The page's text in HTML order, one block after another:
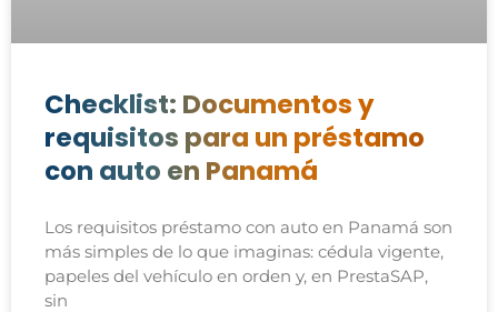
Checklist: Documentos y
requisitos para un préstamo
con auto en Panamá
Los requisitos préstamo con auto en Panamá son
más simples de lo que imaginas: cédula vigente,
papeles del vehículo en orden y, en PrestaSAP,
sin